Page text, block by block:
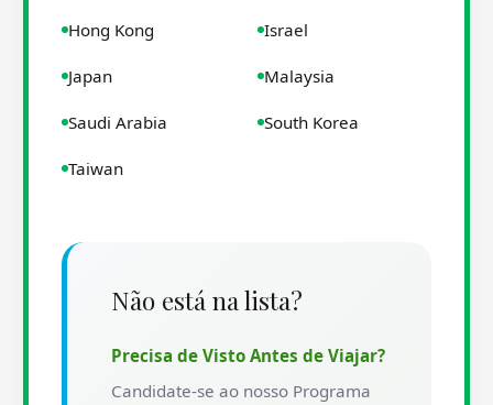
Hong Kong Israel
Japan Malaysia
Saudi Arabia South Korea
Taiwan
Não está na lista?
Precisa de Visto Antes de Viajar?
Candidate-se ao nosso Programa